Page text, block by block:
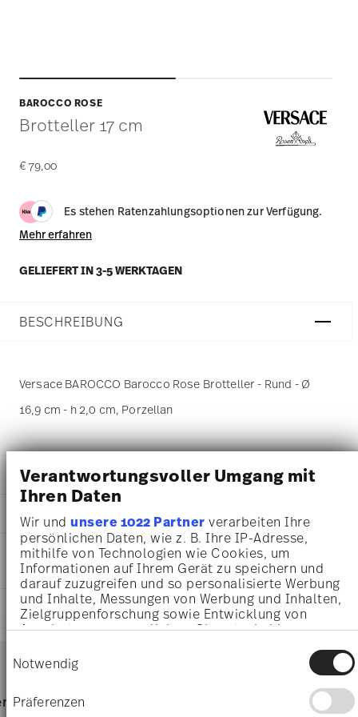
Verantwortungsvoller Umgang mit
Ihren Daten
Wir undunsere 1022 Partner verarbeiten Ihre
persönlichen Daten, wie z. B. Ihre IP-Adresse,
mithilfe von Technologien wie Cookies, um
Informationen auf Ihrem Gerät zu speichern und
darauf zuzugreifen und so personalisierte Werbung
und Inhalte, Messungen von Werbung und Inhalten,
Zielgruppenforschung sowie Entwicklung von
Angeboten zu ermöglichen. Sie entscheiden
Sie können Ihre Einwilligung jederzeit über die
Cookie-Erklärung oder durch Klicken auf das
Privacy Trigger Symbol ändern oder widerrufen
Notwendig
Präferenzen
BAROCCO ROSE
Brotteller 17 cm
€ 79,00
Es stehen Ratenzahlungsoptionen zur Verfügung.
Mehr erfahren
GELIEFERT IN 3-5 WERKTAGEN
BESCHREIBUNG
Versace BAROCCO Barocco Rose Brotteller - Rund - Ø
16,9 cm - h 2,0 cm, Porzellan
DETAILS
Versace
Barocco
Barocco Rose
Porzellan
Rose
19335-403768-10217
4012437397017
DE
MA
16,90 cm
16,90 cm
16,90 cm
2,00 cm
215 gr
19,00 cm
PFLEGE- UND
SICHERHEITSINFORMATIONEN
Für Spülmaschine geeignet Lebensmittelkontakt sicher
LIEFERUNG UND RÜCKSENDUNG
Lieferzeiten & Versand
Footer